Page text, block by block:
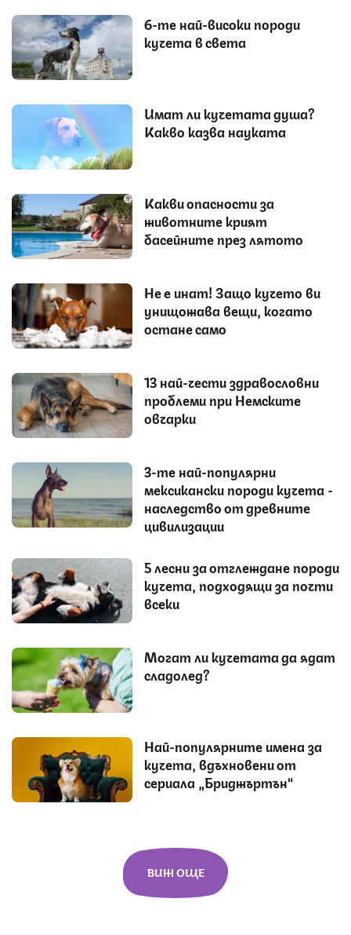
6-те най-високи породи
кучета в света
Имат ли кучетата душа?
Какво казва науката
Какви опасности за
животните крият
басейните през лятото
Не е инат! Защо кучето ви
унищожава вещи, когато
остане само
13 най-чести здравословни
проблеми при Немските
овчарки
3-те най-популярни
мексикански породи кучета -
наследство от древните
цивилизации
5 лесни за отглеждане породи
кучета, подходящи за почти
всеки
Могат ли кучетата да ядат
сладолед?
Най-популярните имена за
кучета, вдъхновени от
сериала „Бриджъртън“
ВИЖ ОЩЕ